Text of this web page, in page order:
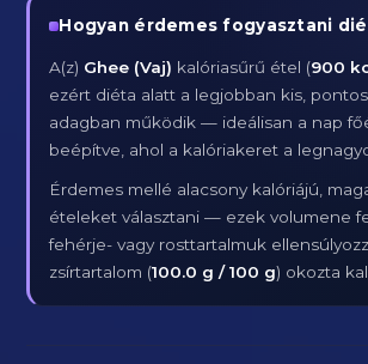
Hogyan érdemes fogyasztani
A(z) Ghee (Vaj) kalóriasűrű étel (900
ezért diéta alatt a legjobban kis,
adagban működik — ideálisan a nap
beépítve, ahol a kalóriakeret a
Érdemes mellé alacsony kalóriájú,
ételeket választani — ezek volumene
fehérje- vagy rosttartalmuk
zsírtartalom (100.0 g / 100 g) okozta